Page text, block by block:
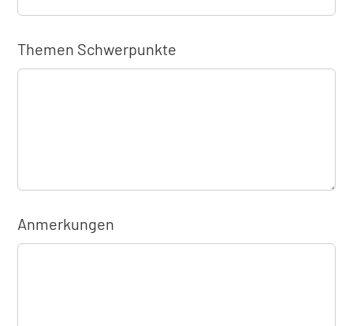
Themen Schwerpunkte
Anmerkungen